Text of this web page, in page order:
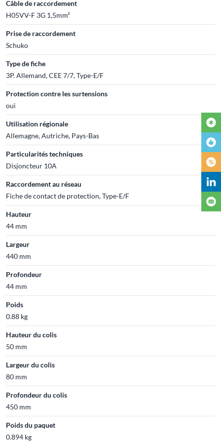
Câble de raccordement
H05VV-F 3G 1,5mm²
Prise de raccordement
Schuko
Type de fiche
3P. Allemand, CEE 7/7, Type-E/F
Protection contre les surtensions
oui
Utilisation régionale
Allemagne, Autriche, Pays-Bas
Particularités techniques
Disjoncteur 10A
Raccordement au réseau
Fiche de contact de protection, Type-E/F
Hauteur
44 mm
Largeur
440 mm
Profondeur
44 mm
Poids
0.88 kg
Hauteur du colis
50 mm
Largeur du colis
80 mm
Profondeur du colis
450 mm
Poids du paquet
0.894 kg